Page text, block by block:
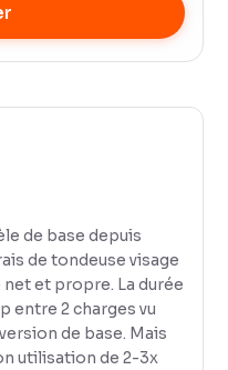
de base depuis
de tondeuse visage
et propre. La durée
entre 2 charges vu
de base. Mais
utilisation de 2-3x